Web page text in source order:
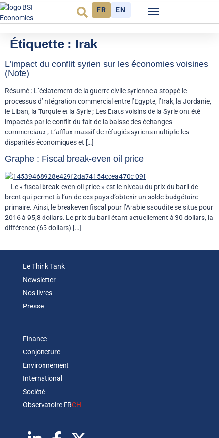
FR EN
Étiquette : Irak
L’impact du conflit syrien sur les économies voisines
(Note)
Résumé : L’éclatement de la guerre civile syrienne a stoppé le
processus d’intégration commercial entre l’Egypte, l’Irak, la Jordanie,
le Liban, la Turquie et la Syrie ; Les Etats voisins de la Syrie ont été
impactés par le conflit du fait de la baisse des échanges
commerciaux ; L’afflux massif de réfugiés syriens multiplie les
disparités économiques et […]
Graphe : Fiscal break-even oil price
Le « fiscal break-even oil price » est le niveau du prix du baril de
brent qui permet à l’un de ces pays d’obtenir un solde budgétaire
primaire. Ainsi, le breakeven fiscal pour l’Arabie saoudite se situe pour
2016 à 95,8 dollars. Le prix du baril étant actuellement à 30 dollars, la
différence (65 dollars) […]
Le Think Tank
Newsletter
Nos livres
Presse
Finance
Conjoncture
Environnement
International
Société
Observatoire FRCH